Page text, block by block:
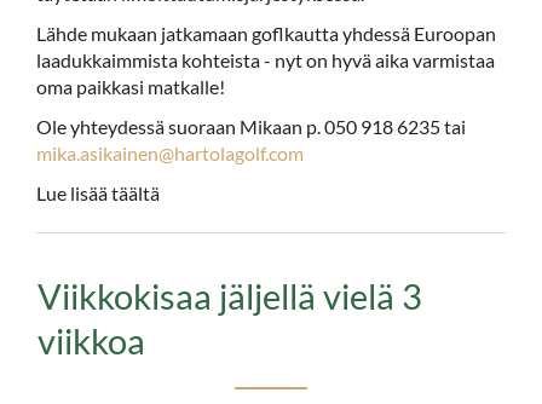
Lähde mukaan jatkamaan goflkautta yhdessä Euroopan
laadukkaimmista kohteista - nyt on hyvä aika varmistaa
oma paikkasi matkalle!
Ole yhteydessä suoraan Mikaan p. 050 918 6235 tai
mika.asikainen@hartolagolf.com
Lue lisää täältä
Viikkokisaa jäljellä vielä 3
viikkoa